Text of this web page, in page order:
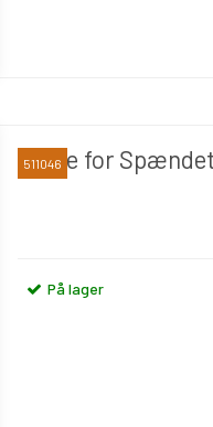
Nøgle for
511046
På lager